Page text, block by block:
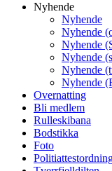
Nyhende
Nyhende
Nyhende
Nyhende
Nyhende
Nyhende
Nyhende
Overnatting
Bli medlem
Rulleskibana
Bodstikka
Foto